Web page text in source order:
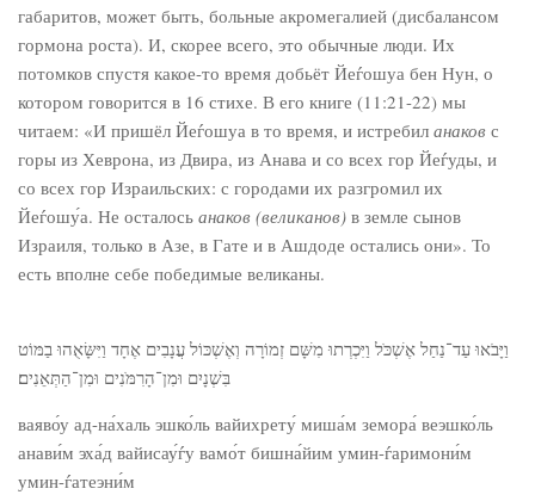
габаритов, может быть, больные акромегалией (дисбалансом
гормона роста). И, скорее всего, это обычные люди. Их
потомков спустя какое-то время добьёт Йеѓошуа бен Нун, о
котором говорится в 16 стихе. В его книге (11:21-22) мы
читаем: «И пришёл Йеѓошуа в то время, и истребил анаков с
горы из Хеврона, из Двира, из Анава и со всех гор Йеѓуды, и
со всех гор Израильских: с городами их разгромил их
Йеѓошу́а. Не осталось анаков (великанов) в земле сынов
Израиля, только в Азе, в Гате и в Ашдоде остались они». То
есть вполне себе победимые великаны.
וַיָּבֹאוּ עַד־נַחַל אֶשְׁכֹּל וַיִּכְרְתוּ מִשָּׁם זְמוֹרָה וְאֶשְׁכּוֹל עֲנָבִים אֶחָד וַיִּשָּׂאֻהוּ בַמּוֹט
בִּשְׁנָיִם וּמִן־הָרִמֹּנִים וּמִן־הַתְּאֵנִים׃
ваяво́у ад-на́халь эшко́ль вайихрету́ миша́м земора́ веэшко́ль
анави́м эха́д вайисау́ѓу вамо́т бишна́йим умин-ѓаримони́м
умин-ѓатеэни́м